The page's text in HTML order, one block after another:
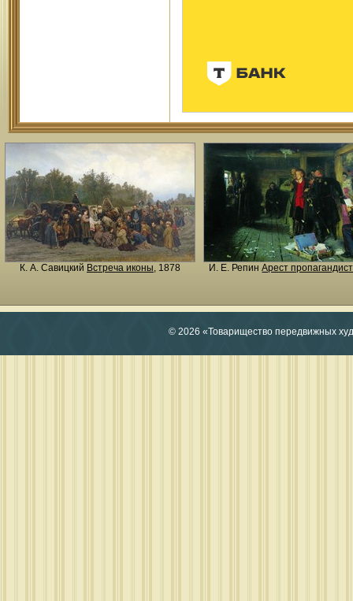
К. А. Савицкий Встреча иконы, 1878 И. Е. РепинАрест
© 2026 «Товарищество передвижных